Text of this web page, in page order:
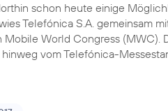
schon heute einige
Telefónica S.A. gemeinsam
Mobile World Congress (MWC).
vom Telefónica-